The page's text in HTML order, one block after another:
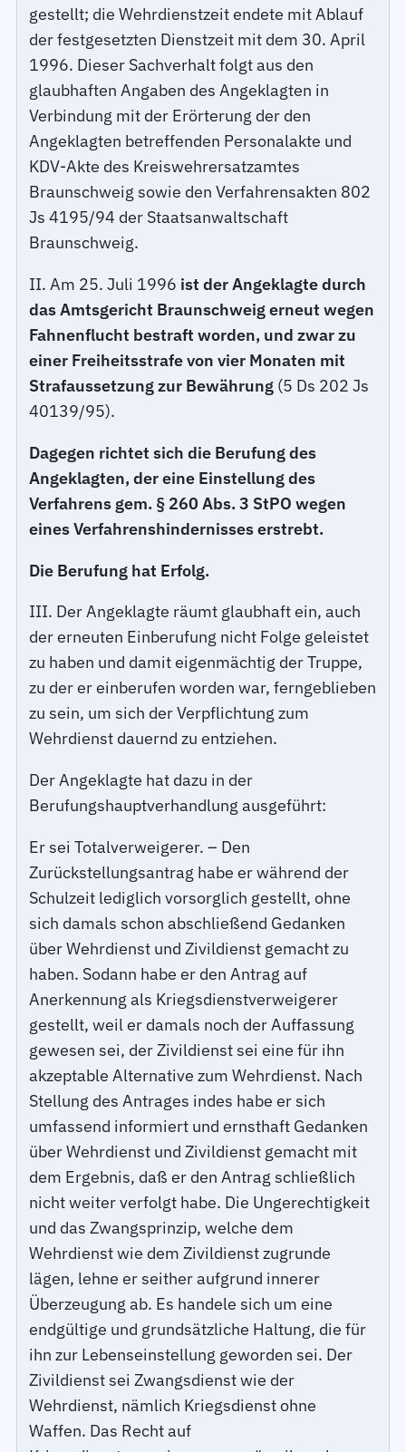
gestellt; die Wehrdienstzeit endete mit Ablauf
der festgesetzten Dienstzeit mit dem 30. April
1996. Dieser Sachverhalt folgt aus den
glaubhaften Angaben des Angeklagten in
Verbindung mit der Erörterung der den
Angeklagten betreffenden Personalakte und
KDV-Akte des Kreiswehrersatzamtes
Braunschweig sowie den Verfahrensakten 802
Js 4195/94 der Staatsanwaltschaft
Braunschweig.
II. Am 25. Juli 1996 ist der Angeklagte durch
das Amtsgericht Braunschweig erneut wegen
Fahnenflucht bestraft worden, und zwar zu
einer Freiheitsstrafe von vier Monaten mit
Strafaussetzung zur Bewährung (5 Ds 202 Js
40139/95).
Dagegen richtet sich die Berufung des
Angeklagten, der eine Einstellung des
Verfahrens gem. § 260 Abs. 3 StPO wegen
eines Verfahrenshindernisses erstrebt.
Die Berufung hat Erfolg.
III. Der Angeklagte räumt glaubhaft ein, auch
der erneuten Einberufung nicht Folge geleistet
zu haben und damit eigenmächtig der Truppe,
zu der er einberufen worden war, ferngeblieben
zu sein, um sich der Verpflichtung zum
Wehrdienst dauernd zu entziehen.
Der Angeklagte hat dazu in der
Berufungshauptverhandlung ausgeführt:
Er sei Totalverweigerer. – Den
Zurückstellungsantrag habe er während der
Schulzeit lediglich vorsorglich gestellt, ohne
sich damals schon abschließend Gedanken
über Wehrdienst und Zivildienst gemacht zu
haben. Sodann habe er den Antrag auf
Anerkennung als Kriegsdienstverweigerer
gestellt, weil er damals noch der Auffassung
gewesen sei, der Zivildienst sei eine für ihn
akzeptable Alternative zum Wehrdienst. Nach
Stellung des Antrages indes habe er sich
umfassend informiert und ernsthaft Gedanken
über Wehrdienst und Zivildienst gemacht mit
dem Ergebnis, daß er den Antrag schließlich
nicht weiter verfolgt habe. Die Ungerechtigkeit
und das Zwangsprinzip, welche dem
Wehrdienst wie dem Zivildienst zugrunde
lägen, lehne er seither aufgrund innerer
Überzeugung ab. Es handele sich um eine
endgültige und grundsätzliche Haltung, die für
ihn zur Lebenseinstellung geworden sei. Der
Zivildienst sei Zwangsdienst wie der
Wehrdienst, nämlich Kriegsdienst ohne
Waffen. Das Recht auf